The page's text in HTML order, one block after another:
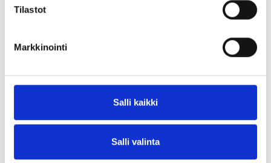
Tilastot
Markkinointi
Salli kaikki
Salli valinta